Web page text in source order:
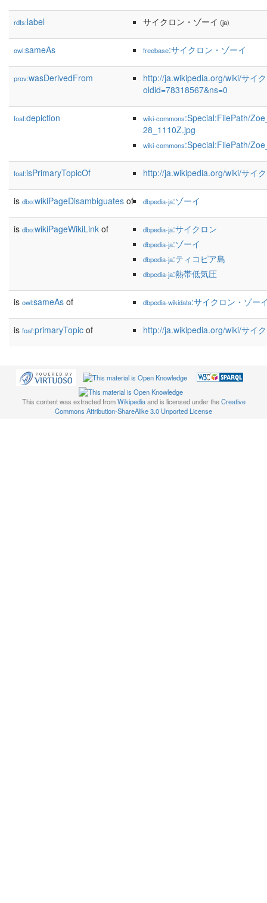
rdfs:label サイクロン・ゾーイ (ja)
owl:sameAs freebase:サイクロン・ゾーイ
prov:wasDerivedFrom
http://ja.wikipedia.org/wiki/サイ
oldid=78318567&ns=0
foaf:depiction wiki-commons:Special:FilePath/
28_1110Z.jpg
wiki-commons:Special:FilePath/
foaf:isPrimaryTopicOf http://ja.wikipedia.org/wiki/サイ
is dbo:wikiPageDisambiguates of dbpedia-ja:ゾーイ
is dbo:wikiPageWikiLink of dbpedia-ja:サイクロン
dbpedia-ja:ゾーイ
dbpedia-ja:ティコピア島
dbpedia-ja:熱帯低気圧
is owl:sameAs of dbpedia-wikidata:サイクロン・ゾー
is foaf:primaryTopic of http://ja.wikipedia.org/wiki/サイ
This content was extracted fromWikipediaand is licensed under theCreative
Commons Attribution-ShareAlike 3.0 Unported License